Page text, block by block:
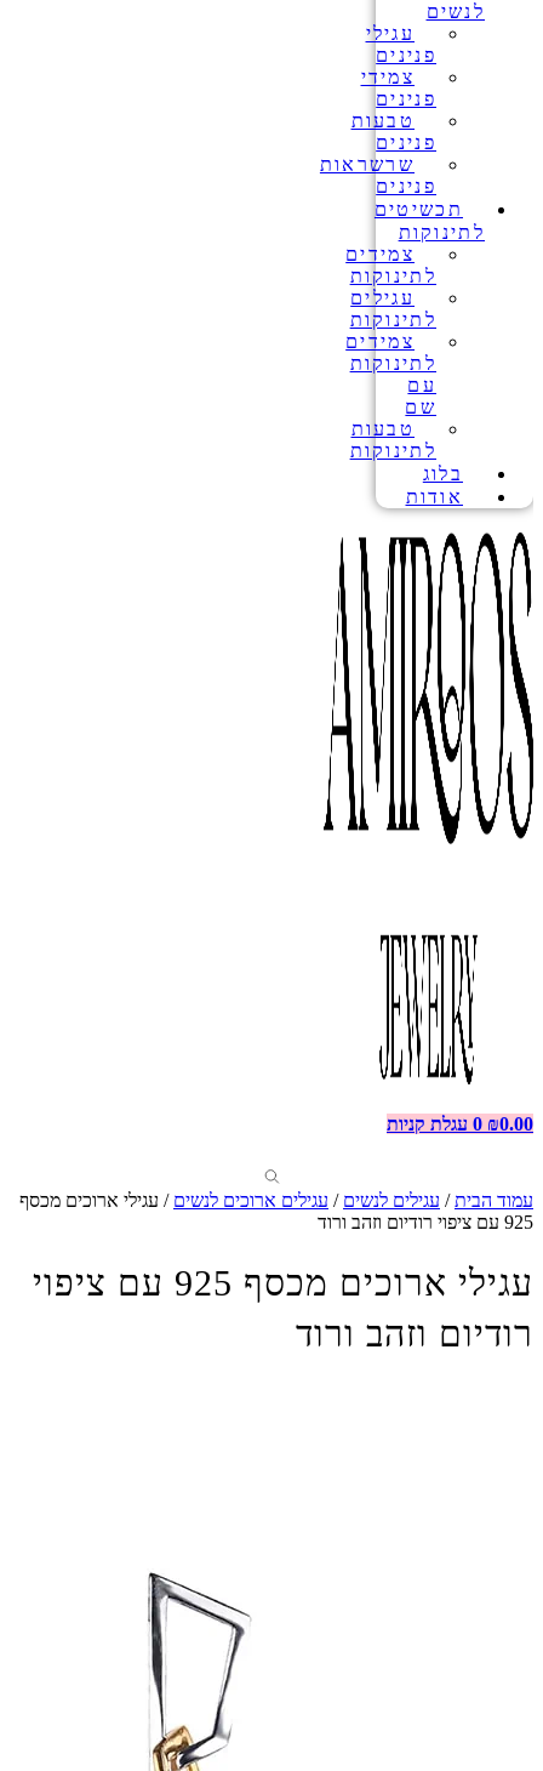
לנשים
עגילי
פנינים
צמידי
פנינים
טבעות
פנינים
שרשראות
פנינים
תכשיטים
לתינוקות
צמידים
לתינוקות
עגילים
לתינוקות
צמידים
לתינוקות
עם
שם
טבעות
לתינוקות
בלוג
אודות
₪0.00
0 עגלת קניות
עמוד הבית/ עגילים לנשים / עגילים ארוכים לנשים / עגילי ארוכים מכסף
925 עם ציפוי רודיום וזהב ורוד
עגילי ארוכים מכסף 925 עם ציפוי
רודיום וזהב ורוד